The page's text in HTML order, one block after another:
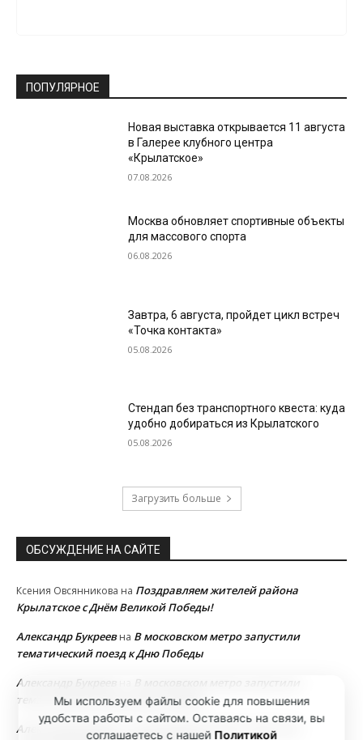
ПОПУЛЯРНОЕ
Новая выставка открывается 11 августа
в Галерее клубного центра
«Крылатское»
07.08.2026
Москва обновляет спортивные объекты
для массового спорта
06.08.2026
Завтра, 6 августа, пройдет цикл встреч
«Точка контакта»
05.08.2026
Стендап без транспортного квеста: куда
удобно добираться из Крылатского
05.08.2026
Загрузить больше
ОБСУЖДЕНИЕ НА САЙТЕ
Ксения Овсянникова на Поздравляем жителей района
Крылатское с Днём Великой Победы!
Александр Букреевна В московском метро запустили
тематический поезд к Дню Победы
Александр Букреев
В московском метро запустили
тематический поезд к Дню Победы
Александр Букреев
В московском метро запустили
Мы используем файлы cookie для повышения
удобства работы с сайтом. Оставаясь на связи, вы
соглашаетесь с нашей Политикой